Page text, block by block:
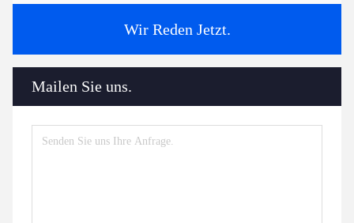
Wir Reden Jetzt.
Mailen Sie uns.